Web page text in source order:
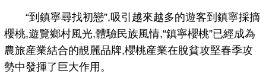
“到鎮寧尋找初戀”,吸引越來越多的遊客到鎮寧採摘
櫻桃,遊覽鄉村風光,體驗民族風情,“鎮寧櫻桃”已經成為
農旅産業結合的靚麗品牌,櫻桃産業在脫貧攻堅春季攻
勢中發揮了巨大作用。